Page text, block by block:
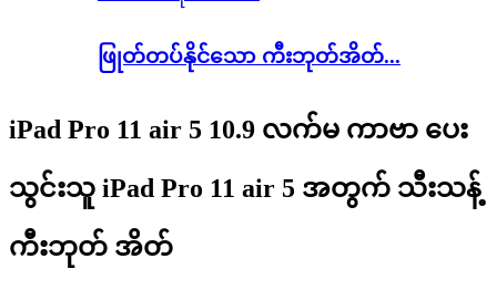
ဖြုတ်တပ်နိုင်သော ကီးဘုတ်အိတ်...
iPad Pro 11 air 5 10.9 လက်မ ကာဗာ ပေး
သွင်းသူ iPad Pro 11 air 5 အတွက် သီးသန့်
ကီးဘုတ် အိတ်